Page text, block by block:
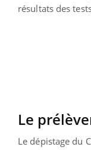
résultats des
Le
Le dépistage du